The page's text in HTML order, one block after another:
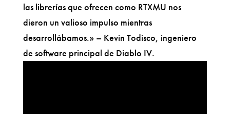
las librerías que ofrecen como RTXMU nos
dieron un valioso impulso mientras
desarrollábamos.» – Kevin Todisco, ingeniero
de software principal de Diablo IV.